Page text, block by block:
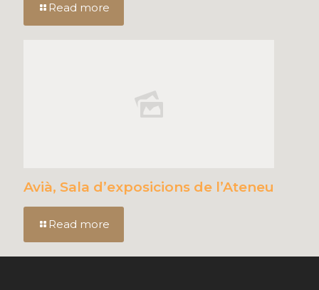
Read more
Avià, Sala d’exposicions de l’Ateneu
Read more